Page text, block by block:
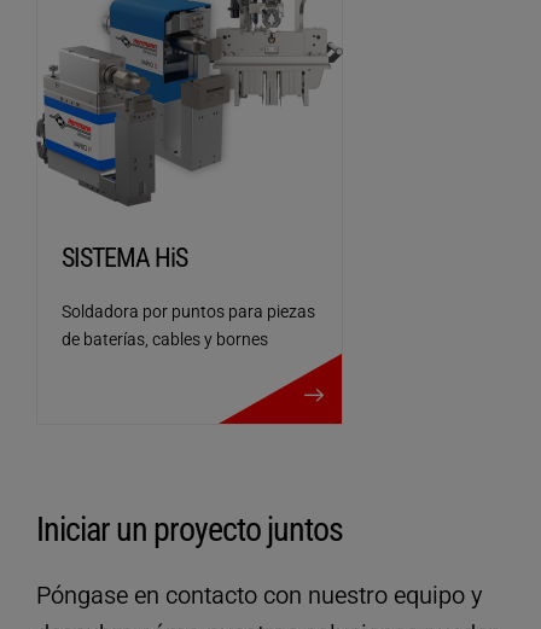
SISTEMA HiS
Soldadora por puntos para piezas
de baterías, cables y bornes
más detalles
Iniciar un proyecto juntos
Póngase en contacto con nuestro equipo y